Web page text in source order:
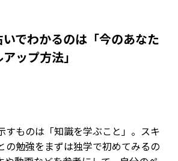
でわかるのは「今のあなた
ップ方法」
すものは「知識を学ぶこと」。スキ
の勉強をまずは独学で初めてみるの